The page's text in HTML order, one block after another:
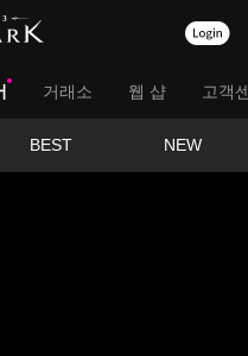
거래소 웹 샵 고객
BEST NEW